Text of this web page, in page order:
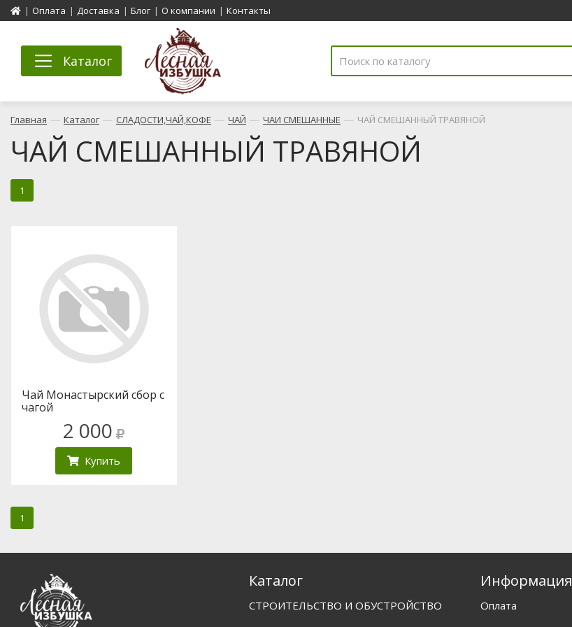
| Оплата | Доставка | Блог | О компании | Контакты
Каталог
Главная — Каталог — СЛАДОСТИ,ЧАЙ,КОФЕ — ЧАЙ — ЧАИ СМЕШАННЫЕ — ЧАЙ СМЕШАННЫЙ ТРАВЯНОЙ
ЧАЙ СМЕШАННЫЙ ТРАВЯНОЙ
1
Чай Монастырский сбор с
чагой
2 000
Купить
1
Каталог
СТРОИТЕЛЬСТВО И ОБУСТРОЙСТВО
Информация
Оплата